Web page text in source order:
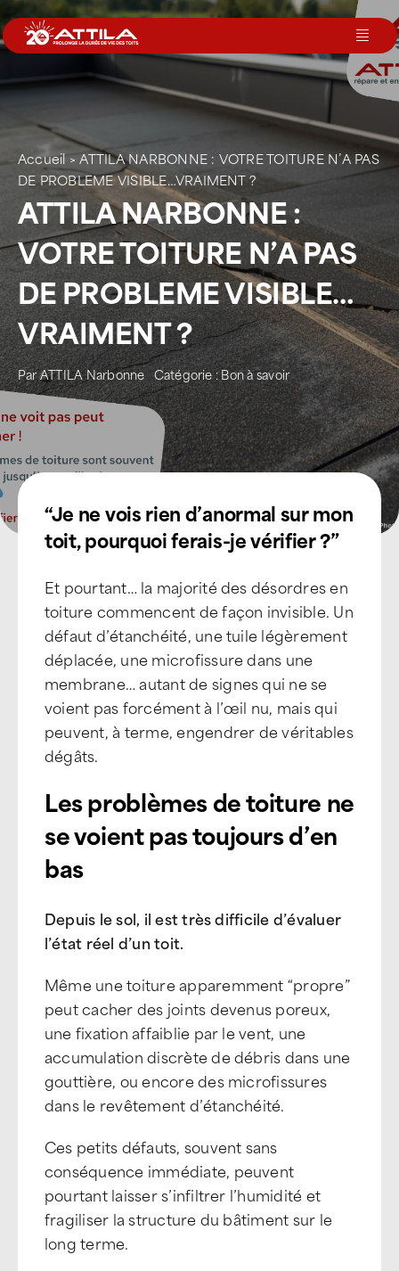
Passer
au
contenu
Le groupe
Nos services
Nos agences
Votre toit
Rejoignez-nous
Devenir Franchisé
Accueil >ATTILA NARBONNE : VOTRE TOITURE N’A PAS
DE PROBLEME VISIBLE…VRAIMENT ?
ATTILA NARBONNE :
VOTRE TOITURE N’A PAS
DE PROBLEME VISIBLE…
VRAIMENT ?
ParATTILA Narbonne Catégorie :Bon à savoir
“Je ne vois rien d’anormal sur mon
toit, pourquoi ferais-je vérifier ?”
Et pourtant… la majorité des désordres en
toiture commencent de façon invisible. Un
défaut d’étanchéité, une tuile légèrement
déplacée, une microfissure dans une
membrane… autant de signes qui ne se
voient pas forcément à l’œil nu, mais qui
peuvent, à terme, engendrer de véritables
dégâts.
Les problèmes de toiture ne
se voient pas toujours d’en
bas
Depuis le sol, il est très difficile d’évaluer
l’état réel d’un toit.
Même une toiture apparemment “propre”
peut cacher des joints devenus poreux,
une fixation affaiblie par le vent, une
accumulation discrète de débris dans une
gouttière, ou encore des microfissures
dans le revêtement d’étanchéité.
Ces petits défauts, souvent sans
conséquence immédiate, peuvent
pourtant laisser s’infiltrer l’humidité et
fragiliser la structure du bâtiment sur le
long terme.